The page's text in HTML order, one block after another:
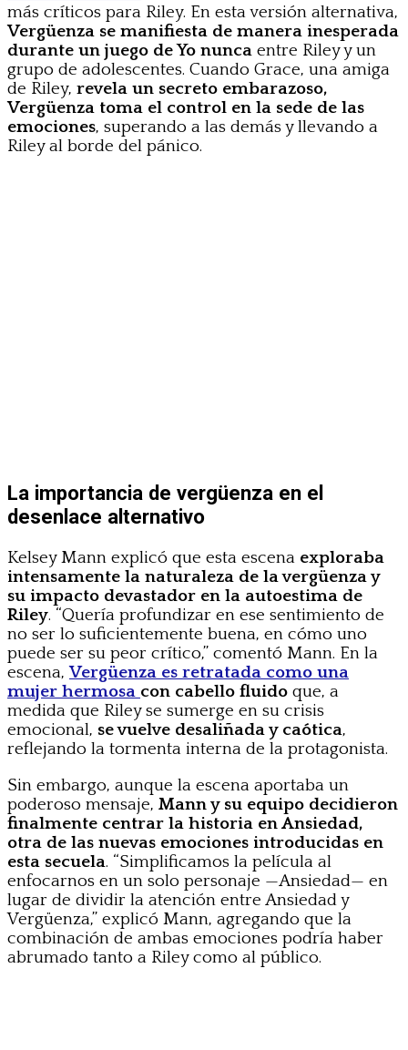
más críticos para Riley. En esta versión alternativa,
Vergüenza se manifiesta de manera inesperada
durante un juego de Yo nunca entre Riley y un
grupo de adolescentes. Cuando Grace, una amiga
de Riley, revela un secreto embarazoso,
Vergüenza toma el control en la sede de las
emociones, superando a las demás y llevando a
Riley al borde del pánico.
La importancia de vergüenza en el
desenlace alternativo
Kelsey Mann explicó que esta escena exploraba
intensamente la naturaleza de la vergüenza y
su impacto devastador en la autoestima de
Riley. “Quería profundizar en ese sentimiento de
no ser lo suficientemente buena, en cómo uno
puede ser su peor crítico,” comentó Mann. En la
escena,Vergüenza es retratada como una
mujer hermosa con cabello fluido que, a
medida que Riley se sumerge en su crisis
emocional, se vuelve desaliñada y caótica,
reflejando la tormenta interna de la protagonista.
Sin embargo, aunque la escena aportaba un
poderoso mensaje, Mann y su equipo decidieron
finalmente centrar la historia en Ansiedad,
otra de las nuevas emociones introducidas en
esta secuela. “Simplificamos la película al
enfocarnos en un solo personaje —Ansiedad— en
lugar de dividir la atención entre Ansiedad y
Vergüenza,” explicó Mann, agregando que la
combinación de ambas emociones podría haber
abrumado tanto a Riley como al público.